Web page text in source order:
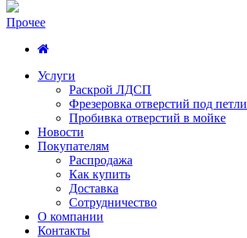
Прочее
Услуги
Раскрой ЛДСП
Фрезеровка отверстий под петли
Пробивка отверстий в мойке
Новости
Покупателям
Распродажа
Как купить
Доставка
Сотрудничество
О компании
Контакты